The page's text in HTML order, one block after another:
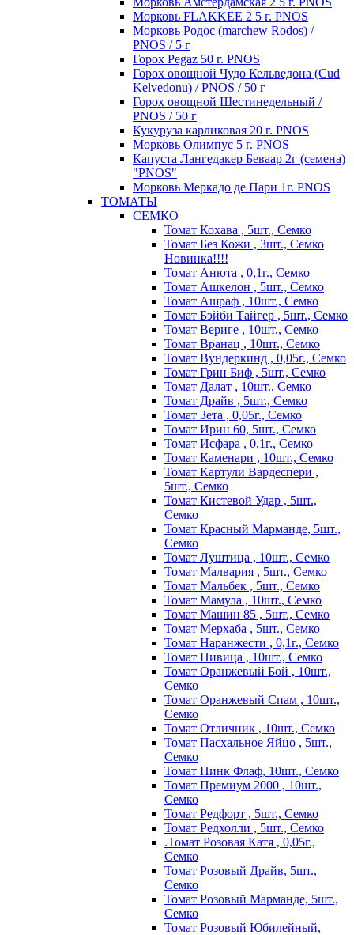
Морковь FLAKKEE 2 5 г. PNOS
Морковь Родос (marchew Rodos) /
PNOS / 5 г
Горох Pegaz 50 г. PNOS
Горох овощной Чудо Кельведона (Cud
Kelvedonu) / PNOS / 50 г
Горох овощной Шестинедельный /
PNOS / 50 г
Кукуруза карликовая 20 г. PNOS
Морковь Олимпус 5 г. PNOS
Капуста Лангедакер Беваар 2г (семена)
"PNOS"
Морковь Меркадо де Пари 1г. PNOS
ТОМАТЫ
СЕМКО
Томат Кохава , 5шт., Семко
Томат Без Кожи , 3шт., Семко
Новинка!!!!
Томат Анюта , 0,1г., Семко
Томат Ашкелон , 5шт., Семко
Томат Ашраф , 10шт., Семко
Томат Бэйби Тайгер , 5шт., Семко
Томат Вериге , 10шт., Семко
Томат Вранац , 10шт., Семко
Томат Вундеркинд , 0,05г., Семко
Томат Грин Биф , 5шт., Семко
Томат Далат , 10шт., Семко
Томат Драйв , 5шт., Семко
Томат Зета , 0,05г., Семко
Томат Ирин 60, 5шт., Семко
Томат Исфара , 0,1г., Семко
Томат Каменари , 10шт., Семко
Томат Картули Вардеспери ,
5шт., Семко
Томат Кистевой Удар , 5шт.,
Семко
Томат Красный Марманде, 5шт.,
Семко
Томат Луштица , 10шт., Семко
Томат Малвария , 5шт., Семко
Томат Мальбек , 5шт., Семко
Томат Мамула , 10шт., Семко
Томат Машин 85 , 5шт., Семко
Томат Мерхаба , 5шт., Семко
Томат Наранжести , 0,1г., Семко
Томат Нивица , 10шт., Семко
Томат Оранжевый Бой , 10шт.,
Семко
Томат Оранжевый Спам , 10шт.,
Семко
Томат Отличник , 10шт., Семко
Томат Пасхальное Яйцо , 5шт.,
Семко
Томат Пинк Флаф, 10шт., Семко
Томат Премиум 2000 , 10шт.,
Семко
Томат Редфорт , 5шт., Семко
Томат Редхолли , 5шт., Семко
.Томат Розовая Катя , 0,05г.,
Семко
Томат Розовый Драйв, 5шт.,
Семко
Томат Розовый Марманде, 5шт.,
Семко
Томат Розовый Юбилейный,